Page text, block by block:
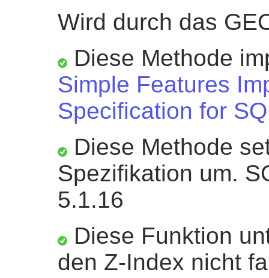
Wird durch das
Diese Methode
Simple Features
Specification for
Diese Methode
Spezifikation um.
5.1.16
Diese Funktion
den Z-Index nicht